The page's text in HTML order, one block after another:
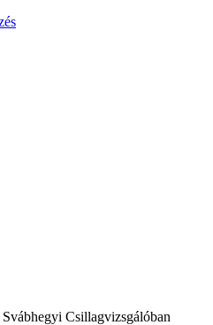
Csillagvizsgálóban